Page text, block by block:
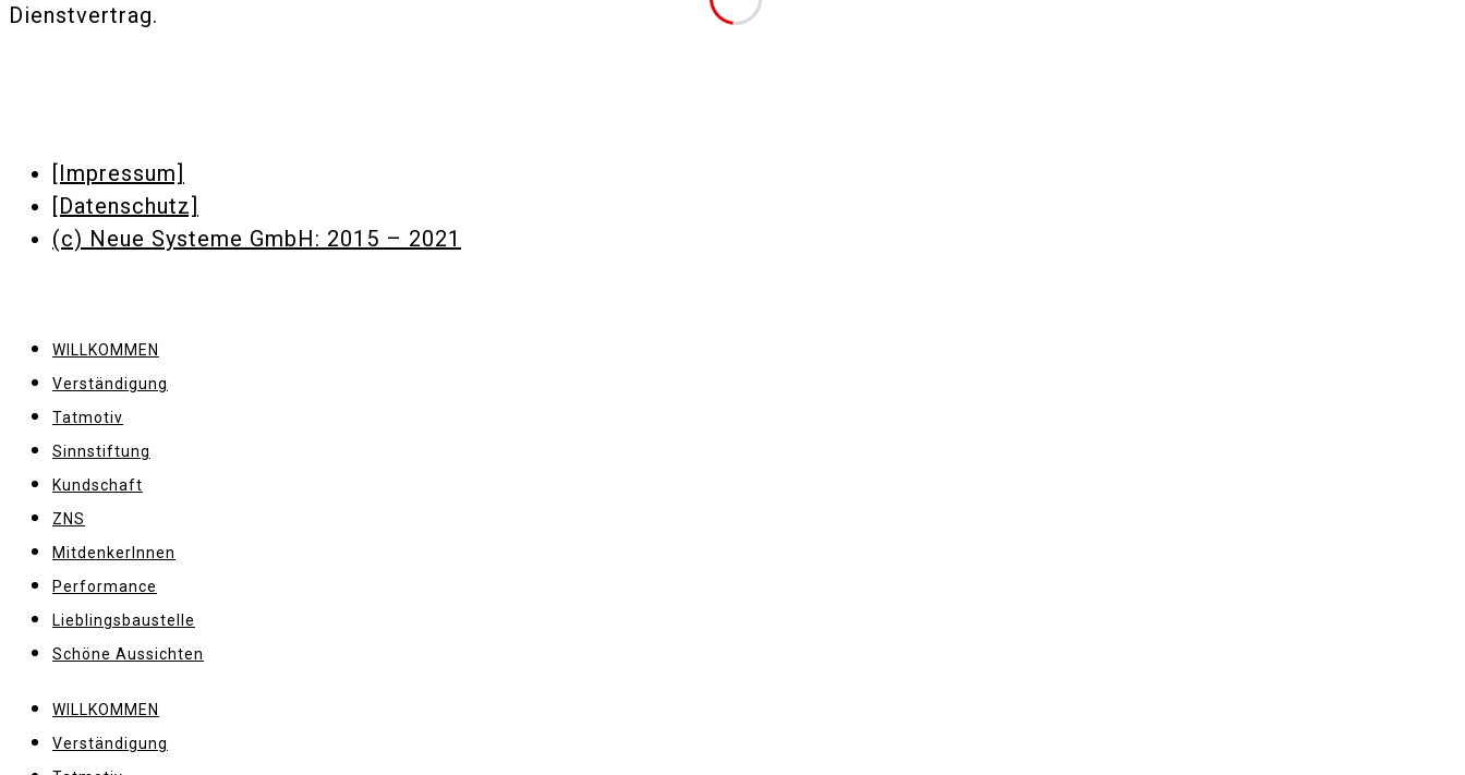
Dienstvertrag.
[Impressum]
[Datenschutz]
(c) Neue Systeme GmbH: 2015 – 2021
WILLKOMMEN
Verständigung
Tatmotiv
Sinnstiftung
Kundschaft
ZNS
MitdenkerInnen
Performance
Lieblingsbaustelle
Schöne Aussichten
WILLKOMMEN
Verständigung